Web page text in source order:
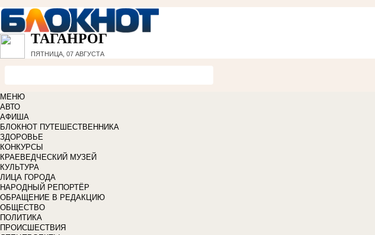
ТАГАНРОГ
ПЯТНИЦА, 07 АВГУСТА
МЕНЮ
АВТО
АФИША
БЛОКНОТ ПУТЕШЕСТВЕННИКА
ЗДОРОВЬЕ
КОНКУРСЫ
КРАЕВЕДЧЕСКИЙ МУЗЕЙ
КУЛЬТУРА
ЛИЦА ГОРОДА
НАРОДНЫЙ РЕПОРТЁР
ОБРАЩЕНИЕ В РЕДАКЦИЮ
ОБЩЕСТВО
ПОЛИТИКА
ПРОИСШЕСТВИЯ